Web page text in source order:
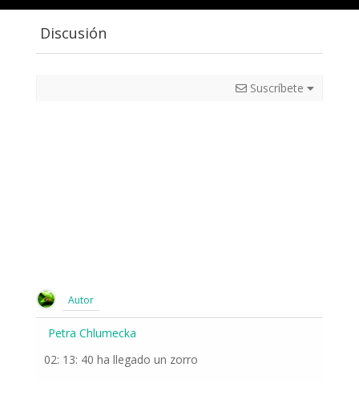
Discusión
Suscríbete
Autor
Petra Chlumecka
02: 13: 40 ha llegado un zorro